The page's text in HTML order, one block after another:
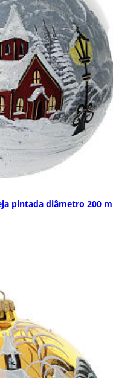
pintada diâmetro 200